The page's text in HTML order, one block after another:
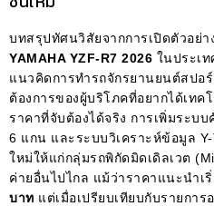
บทสรุปทัศนวิสัยจากการเปิดตัวอย่า
YAMAHA YZF-R7 2026 ในประเ
แนวคิดการทำรถจักรยานยนต์สปอ
ต้องการของผู้บริโภคที่อยากได้เท
ราคาที่จับต้องได้จริง การเพิ่มระบบ
6 แกน และระบบวิเคราะห์ข้อมูล
ใหม่ให้แก่กลุ่มรถพิกัดมิดเดิลเวต
ค่ายอื่นไปไกล แม้ว่าราคาแนะนำ
บาท แต่เมื่อเปรียบเทียบกับรายกา